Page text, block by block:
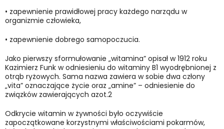
• zapewnienie prawidłowej pracy każdego narządu w
organizmie człowieka,
• zapewnienie dobrego samopoczucia.
Jako pierwszy sformułowanie „witamina” opisał w 1912 roku
Kazimierz Funk w odniesieniu do witaminy B1 wyodrębnionej z
otrąb ryżowych. Sama nazwa zawiera w sobie dwa człony
„vita” oznaczające życie oraz „amine” – odniesienie do
związków zawierających azot.2
Odkrycie witamin w żywności było oczywiście
zapoczątkowane korzystnymi właściwościami pokarmów,